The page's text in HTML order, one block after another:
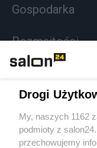
Gospodarka
Rozmaitości
Sport
Społeczeństwo
Drogi
My, naszych 1162
podmioty z
przechowujemy